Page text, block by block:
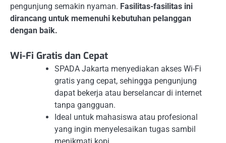
pengunjung semakin nyaman. Fasilitas-fasilitas ini
dirancang untuk memenuhi kebutuhan pelanggan
dengan baik.
Wi-Fi Gratis dan Cepat
SPADA Jakarta menyediakan akses Wi-Fi
gratis yang cepat, sehingga pengunjung
dapat bekerja atau berselancar di internet
tanpa gangguan.
Ideal untuk mahasiswa atau profesional
yang ingin menyelesaikan tugas sambil